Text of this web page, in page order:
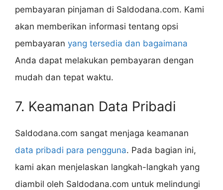
pembayaran pinjaman di Saldodana.com. Kami
akan memberikan informasi tentang opsi
pembayaran yang tersedia dan bagaimana
Anda dapat melakukan pembayaran dengan
mudah dan tepat waktu.
7. Keamanan Data Pribadi
Saldodana.com sangat menjaga keamanan
data pribadi para pengguna. Pada bagian ini,
kami akan menjelaskan langkah-langkah yang
diambil oleh Saldodana.com untuk melindungi